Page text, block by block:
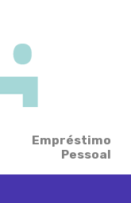
Empréstimo
Pessoal